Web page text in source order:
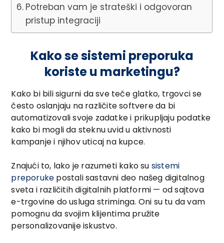
Potreban vam je strateški i odgovoran
pristup integraciji
Kako se sistemi preporuka
koriste u marketingu?
Kako bi bili sigurni da sve teče glatko, trgovci se
često oslanjaju na različite softvere da bi
automatizovali svoje zadatke i prikupljaju podatke
kako bi mogli da steknu uvid u aktivnosti
kampanje i njihov uticaj na kupce.
Znajući to, lako je razumeti kako su sistemi
preporuke postali sastavni deo našeg digitalnog
sveta i različitih digitalnih platformi — od sajtova
e-trgovine do usluga striminga. Oni su tu da vam
pomognu da svojim klijentima pružite
personalizovanije iskustvo.